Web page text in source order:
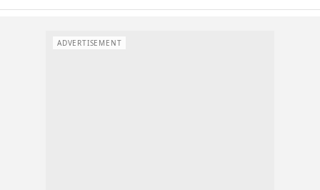
ADVERTISEMENT